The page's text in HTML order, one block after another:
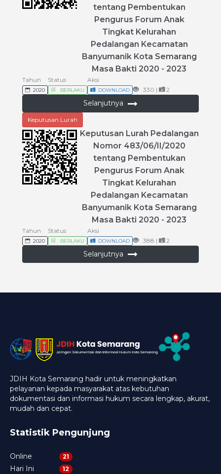
tentang Pembentukan
Pengurus Forum Anak
Tingkat Kelurahan
Pedalangan Kecamatan
Banyumanik Kota Semarang
Masa Bakti 2020 - 2023
Tahun
2020
Status
BERLAKU
Aksi
DOWNLOAD 330 | 2
Selanjutnya
Keputusan Lurah
Keputusan Lurah Pedalangan
Nomor 483/06/II/2020
tentang Pembentukan
Pengurus Forum Anak
Tingkat Kelurahan
Pedalangan Kecamatan
Banyumanik Kota Semarang
Masa Bakti 2020 - 2023
Tahun
2020
Status
BERLAKU
Aksi
DOWNLOAD 388 | 2
Selanjutnya
JDIH Kota Semarang hadir untuk meningkatkan
pelayanan kepada masyarakat atas kebutuhan
dokumentasi dan informasi hukum secara lengkap, akurat,
mudah dan cepat.
Statistik Pengunjung
Online 21
Hari Ini 12